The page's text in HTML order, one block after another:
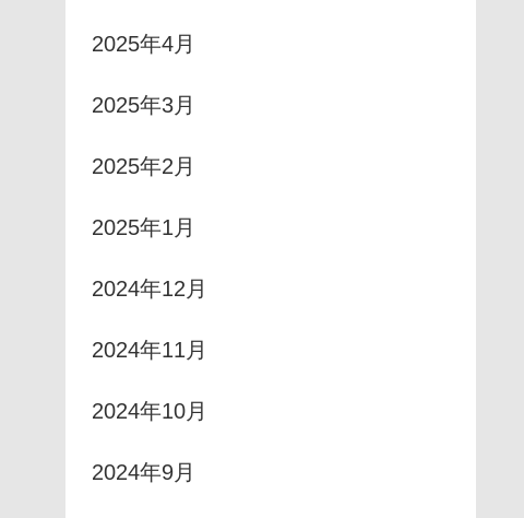
2025年4月
2025年3月
2025年2月
2025年1月
2024年12月
2024年11月
2024年10月
2024年9月